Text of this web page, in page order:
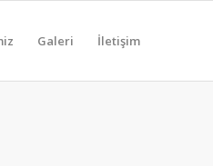
Galeri İletişim